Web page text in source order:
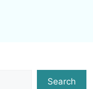
Search